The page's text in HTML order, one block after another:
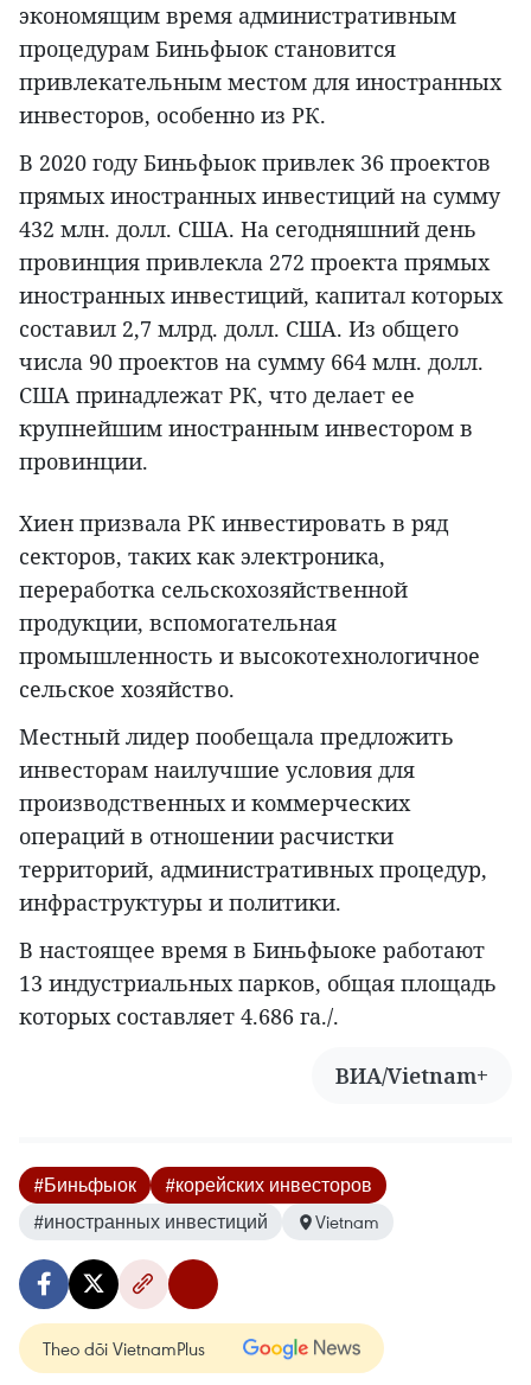
экономящим время административным
процедурам Биньфыок становится
привлекательным местом для иностранных
инвесторов, особенно из РК.
В 2020 году Биньфыок привлек 36 проектов
прямых иностранных инвестиций на сумму
432 млн. долл. США. На сегодняшний день
провинция привлекла 272 проекта прямых
иностранных инвестиций, капитал которых
составил 2,7 млрд. долл. США. Из общего
числа 90 проектов на сумму 664 млн. долл.
США принадлежат РК, что делает ее
крупнейшим иностранным инвестором в
провинции.
Хиен призвала РК инвестировать в ряд
секторов, таких как электроника,
переработка сельскохозяйственной
продукции, вспомогательная
промышленность и высокотехнологичное
сельское хозяйство.
Местный лидер пообещала предложить
инвесторам наилучшие условия для
производственных и коммерческих
операций в отношении расчистки
территорий, административных процедур,
инфраструктуры и политики.
В настоящее время в Биньфыоке работают
13 индустриальных парков, общая площадь
которых составляет 4.686 га./.
ВИА/Vietnam+
#Биньфыок
#корейских инвесторов
#иностранных инвестиций
Vietnam
Theo dõi VietnamPlus